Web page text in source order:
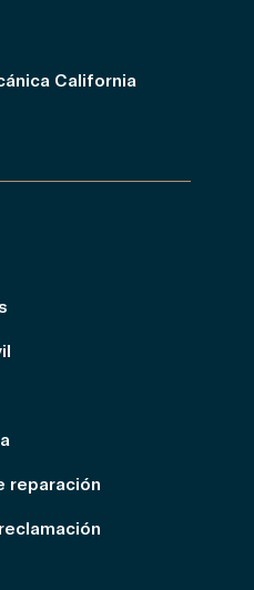
California
reparación